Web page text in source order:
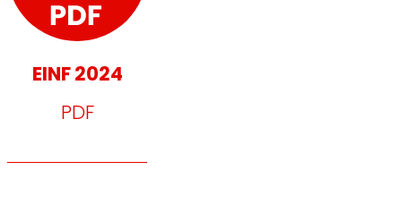
EINF 2024
PDF